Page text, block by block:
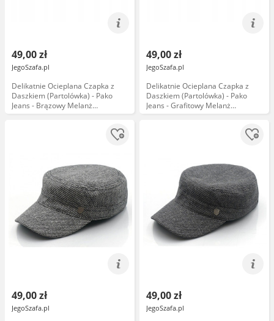
49,00 zł
JegoSzafa.pl
Delikatnie Ocieplana Czapka z
Daszkiem (Partolówka) - Pako
Jeans - Brązowy Melanż
CPAPJNSPATROL1422
49,00 zł
JegoSzafa.pl
Delikatnie Ocieplana Czapka z
Daszkiem (Partolówka) - Pako
Jeans - Grafitowy Melanż
CPAPJNSPATROL1421
49,00 zł
JegoSzafa.pl
49,00 zł
JegoSzafa.pl